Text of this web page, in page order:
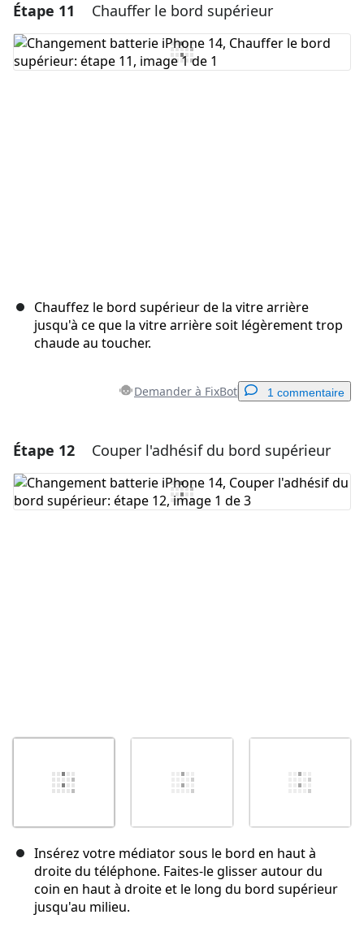
Ajouter un commentaire
Ajouter un commentaire
Étape 11 Chauffer le bord supérieur
Chauffez le bord supérieur de la vitre arrière
jusqu'à ce que la vitre arrière soit légèrement trop
chaude au toucher.
Demander à FixBot 1 commentaire
Ajouter un commentaire
Ajouter un commentaire
Étape 12 Couper l'adhésif du bord supérieur
Insérez votre médiator sous le bord en haut à
droite du téléphone. Faites-le glisser autour du
coin en haut à droite et le long du bord supérieur
jusqu'au milieu.